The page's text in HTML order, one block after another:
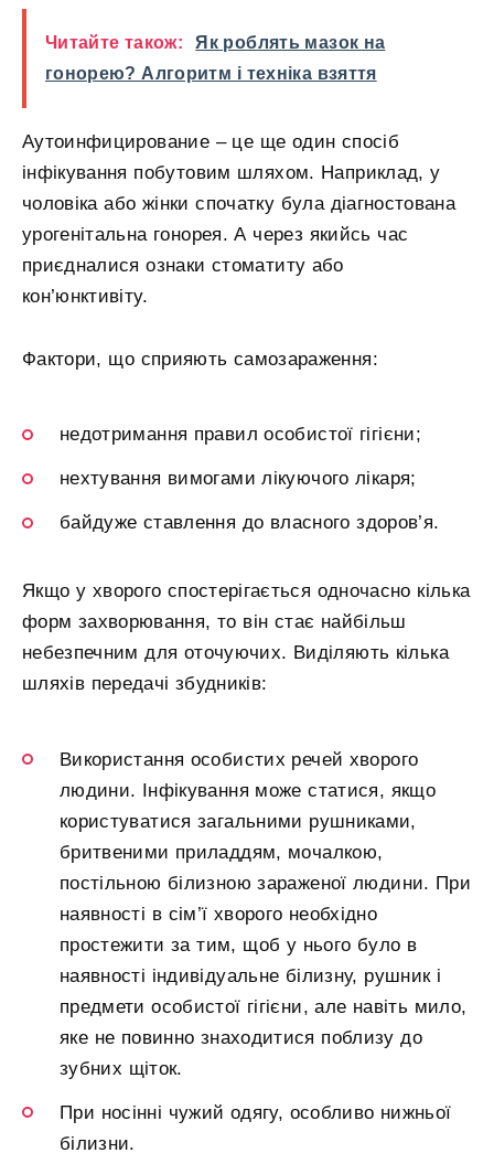
Читайте також:
Як роблять мазок на
гонорею? Алгоритм і техніка взяття
Аутоинфицирование – це ще один спосіб
інфікування побутовим шляхом. Наприклад, у
чоловіка або жінки спочатку була діагностована
урогенітальна гонорея. А через якийсь час
приєдналися ознаки стоматиту або
кон’юнктивіту.
Фактори, що сприяють самозараження:
недотримання правил особистої гігієни;
нехтування вимогами лікуючого лікаря;
байдуже ставлення до власного здоров’я.
Якщо у хворого спостерігається одночасно кілька
форм захворювання, то він стає найбільш
небезпечним для оточуючих. Виділяють кілька
шляхів передачі збудників:
Використання особистих речей хворого
людини. Інфікування може статися, якщо
користуватися загальними рушниками,
бритвеними приладдям, мочалкою,
постільною білизною зараженої людини. При
наявності в сім’ї хворого необхідно
простежити за тим, щоб у нього було в
наявності індивідуальне білизну, рушник і
предмети особистої гігієни, але навіть мило,
яке не повинно знаходитися поблизу до
зубних щіток.
При носінні чужий одягу, особливо нижньої
білизни.